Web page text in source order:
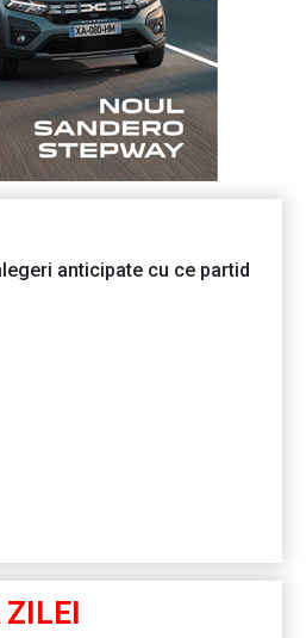
anticipate cu ce partid
ZILEI